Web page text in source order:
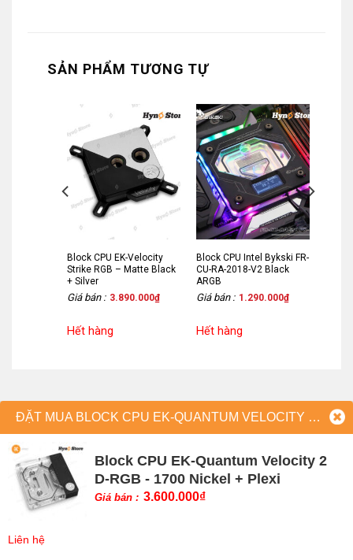
SẢN PHẨM TƯƠNG TỰ
Block CPU EK-Velocity
Strike RGB – Matte Black
+ Silver
Giá bán : 3.890.000₫
Hết hàng
Block CPU Intel Bykski FR-
CU-RA-2018-V2 Black
ARGB
Giá bán : 1.290.000₫
Hết hàng
ĐẶT MUA BLOCK CPU EK-QUANTUM VELOCITY 2 D-RGB - 1700 NICKEL + PLEXI
Block CPU EK-Quantum Velocity 2
D-RGB - 1700 Nickel + Plexi
Giá bán : 3.600.000₫
Liên hệ